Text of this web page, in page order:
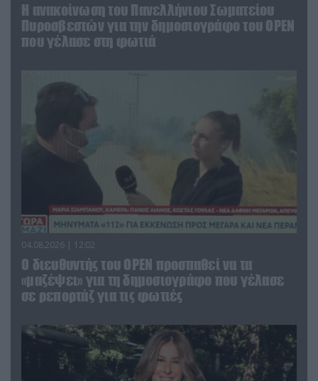
Η ανακοίνωση του Πανελλήνιου Σωματείου
Πυροσβεστών για την δημοσιογράφο του OPEN
που γέλασε στη φωτιά
04.08.2026 | 12:02
O διευθυντής του OPEN προσπαθεί να τα
«μαζέψει» για τη δημοσιογράφο που γέλασε
σε ρεπορτάζ για τις φωτιές